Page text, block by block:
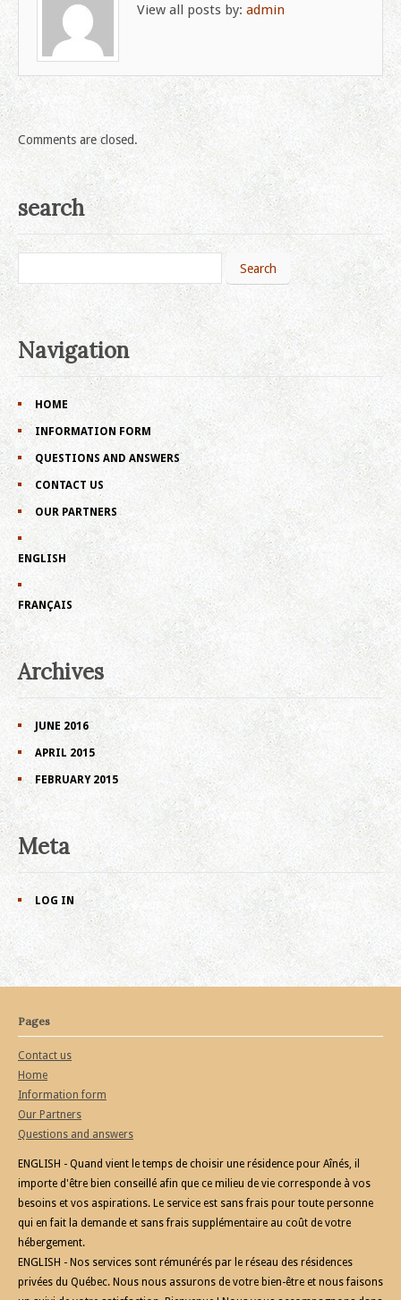
View all posts by: admin
Comments are closed.
search
Navigation
HOME
INFORMATION FORM
QUESTIONS AND ANSWERS
CONTACT US
OUR PARTNERS
ENGLISH
FRANÇAIS
Archives
JUNE 2016
APRIL 2015
FEBRUARY 2015
Meta
LOG IN
Pages
Contact us
Home
Information form
Our Partners
Questions and answers
ENGLISH - Quand vient le temps de choisir une résidence pour Aînés, il
importe d'être bien conseillé afin que ce milieu de vie corresponde à vos
besoins et vos aspirations. Le service est sans frais pour toute personne
qui en fait la demande et sans frais supplémentaire au coût de votre
hébergement.
ENGLISH - Nos services sont rémunérés par le réseau des résidences
privées du Québec. Nous nous assurons de votre bien-être et nous faisons